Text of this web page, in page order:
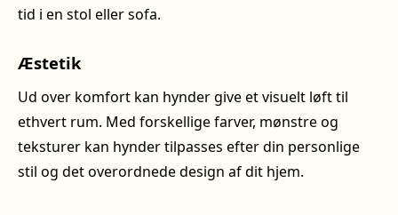
tid i en stol eller sofa.
Æstetik
Ud over komfort kan hynder give et visuelt løft til
ethvert rum. Med forskellige farver, mønstre og
teksturer kan hynder tilpasses efter din personlige
stil og det overordnede design af dit hjem.